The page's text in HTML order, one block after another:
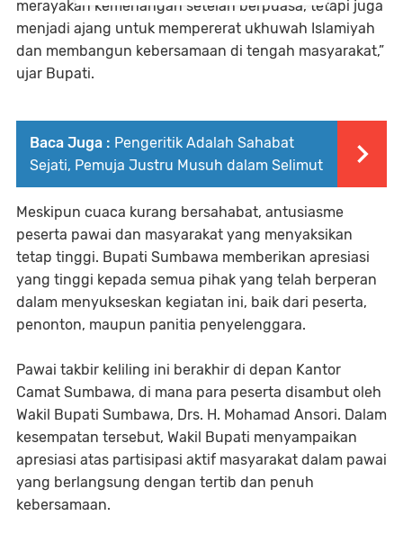
merayakan kemenangan setelah berpuasa, tetapi juga
menjadi ajang untuk mempererat ukhuwah Islamiyah
dan membangun kebersamaan di tengah masyarakat,”
ujar Bupati.
Baca Juga : Pengeritik Adalah Sahabat
Sejati, Pemuja Justru Musuh dalam Selimut
Meskipun cuaca kurang bersahabat, antusiasme
peserta pawai dan masyarakat yang menyaksikan
tetap tinggi. Bupati Sumbawa memberikan apresiasi
yang tinggi kepada semua pihak yang telah berperan
dalam menyukseskan kegiatan ini, baik dari peserta,
penonton, maupun panitia penyelenggara.
Pawai takbir keliling ini berakhir di depan Kantor
Camat Sumbawa, di mana para peserta disambut oleh
Wakil Bupati Sumbawa, Drs. H. Mohamad Ansori. Dalam
kesempatan tersebut, Wakil Bupati menyampaikan
apresiasi atas partisipasi aktif masyarakat dalam pawai
yang berlangsung dengan tertib dan penuh
kebersamaan.